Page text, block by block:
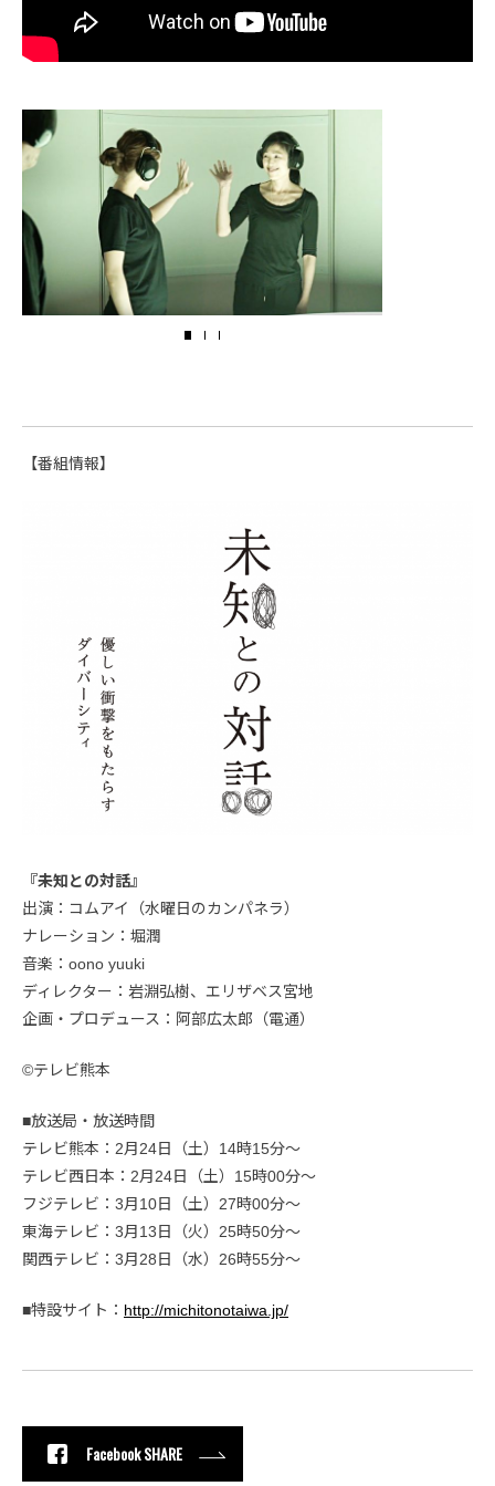
【番組情報】
『未知との対話』
出演：コムアイ（水曜日のカンパネラ）
ナレーション：堀潤
音楽：oono yuuki
ディレクター：岩淵弘樹、エリザベス宮地
企画・プロデュース：阿部広太郎（電通）
©テレビ熊本
■放送局・放送時間
テレビ熊本：2月24日（土）14時15分〜
テレビ西日本：2月24日（土）15時00分〜
フジテレビ：3月10日（土）27時00分〜
東海テレビ：3月13日（火）25時50分〜
関西テレビ：3月28日（水）26時55分〜
■特設サイト： http://michitonotaiwa.jp/
Facebook SHARE